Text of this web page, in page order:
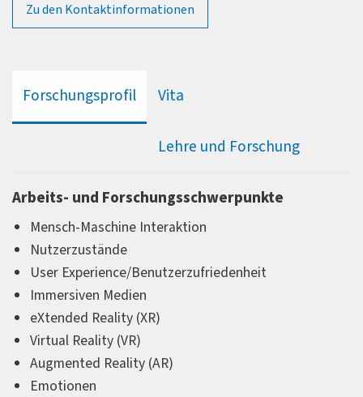
Zu den Kontaktinformationen
Forschungsprofil Vita
Lehre und Forschung
Arbeits- und Forschungsschwerpunkte
Mensch-Maschine Interaktion
Nutzerzustände
User Experience/Benutzerzufriedenheit
Immersiven Medien
eXtended Reality (XR)
Virtual Reality (VR)
Augmented Reality (AR)
Emotionen